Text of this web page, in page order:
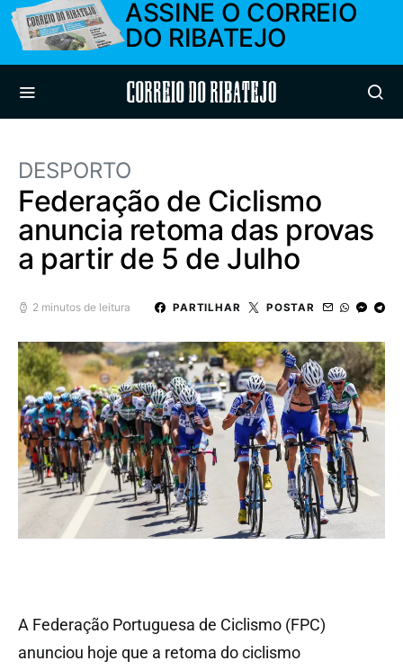
ASSINE O CORREIO
DO RIBATEJO
Correio do Ribatejo
DESPORTO
Federação de Ciclismo
anuncia retoma das provas
a partir de 5 de Julho
2 minutos de leitura PARTILHAR POSTAR
A Federação Portuguesa de Ciclismo (FPC)
anunciou hoje que a retoma do ciclismo